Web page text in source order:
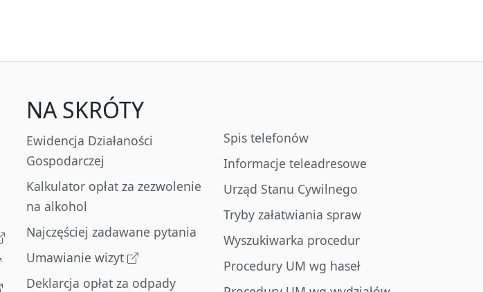
NA SKRÓTY
Ewidencja Działaności
Gospodarczej
Kalkulator opłat za zezwolenie
na alkohol
Najczęściej zadawane pytania
Umawianie wizyt
Deklarcja opłat za odpady
Spis telefonów
Informacje teleadresowe
Urząd Stanu Cywilnego
Tryby załatwiania spraw
Wyszukiwarka procedur
Procedury UM wg haseł